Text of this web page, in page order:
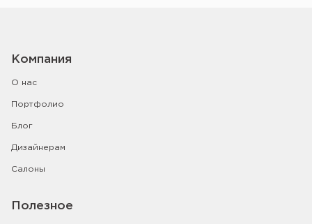
Компания
О нас
Портфолио
Блог
Дизайнерам
Салоны
Полезное